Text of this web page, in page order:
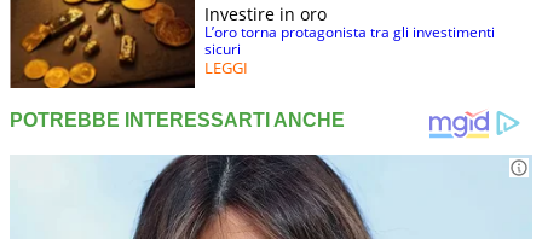
Investire in oro
L’oro torna protagonista tra gli investimenti
sicuri
LEGGI